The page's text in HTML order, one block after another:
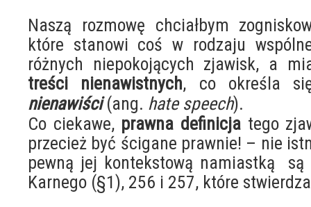
Naszą rozmowę chciałbym
które stanowi coś w rodzaju
różnych niepokojących zjawisk, a
treści nienawistnych, co określa
nienawiści(ang. hate speech).
Co ciekawe, prawna definicjatego
przecież być ścigane prawnie! – nie
pewną jej kontekstową namiastką są
Karnego (§1), 256 i 257, które